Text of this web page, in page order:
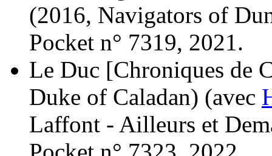
(2016, Navigators of
Pocket n° 7319, 2021.
Le Duc [Chroniques de
Duke of Caladan) (avec
Laffont - Ailleurs et